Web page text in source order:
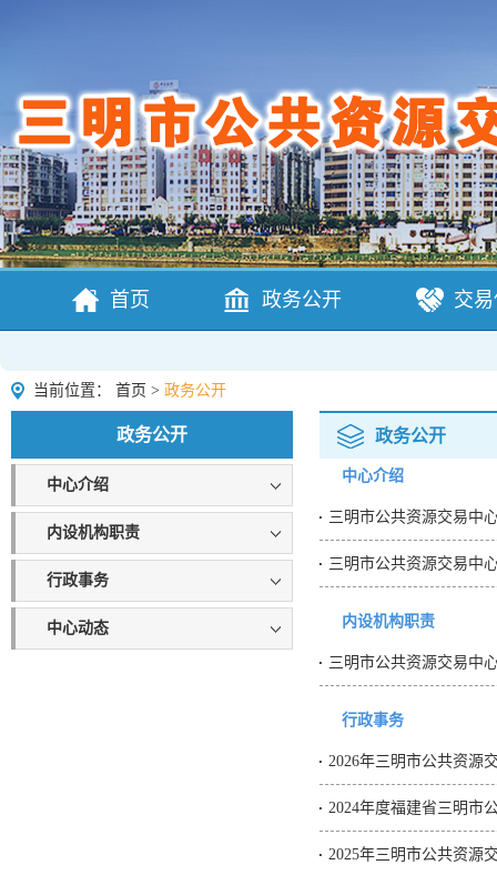
首页 政务公开 交
当前位置： 首页 > 政务公开
政务公开
中心介绍
内设机构职责
行政事务
中心动态
政务公开
中心介绍
三明市公共资源交易中
三明市公共资源交易中
内设机构职责
三明市公共资源交易中
行政事务
2026年三明市公共资源
2024年度福建省三明市
2025年三明市公共资源